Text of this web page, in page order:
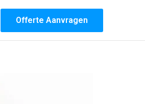
Offerte Aanvragen